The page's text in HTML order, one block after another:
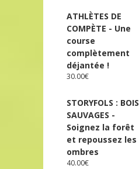
ATHLÈTES DE
COMPÈTE - Une
course
complètement
déjantée !
30.00€
STORYFOLS : BOIS
SAUVAGES -
Soignez la forêt
et repoussez les
ombres
40.00€